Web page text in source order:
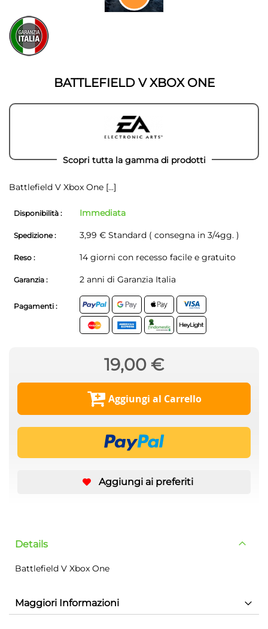
galleria
di
immagini
Vai
all'inizio
della
galleria
BATTLEFIELD V XBOX ONE
Scopri tutta la gamma di prodotti
Battlefield V Xbox One [...]
Disponibilità : Immediata
Spedizione : 3,99 € Standard ( consegna in 3/4gg. )
Reso : 14 giorni con recesso facile e gratuito
Garanzia : 2 anni di Garanzia Italia
Pagamenti :
19,00 €
Aggiungi al Carrello
Aggiungi ai preferiti
Details
Battlefield V Xbox One
Maggiori Informazioni